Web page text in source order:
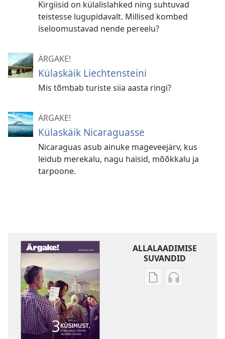
Kirgiisid on külalislahked ning suhtuvad
teistesse lugupidavalt. Millised kombed
iseloomustavad nende pereelu?
ÄRGAKE!
Külaskäik Liechtensteini
Mis tõmbab turiste siia aasta ringi?
ÄRGAKE!
Külaskäik Nicaraguasse
Nicaraguas asub ainuke mageveejärv, kus
leidub merekalu, nagu haisid, mõõkkalu ja
tarpoone.
ALLALAADIMISE
SUVANDID
Väljaannete